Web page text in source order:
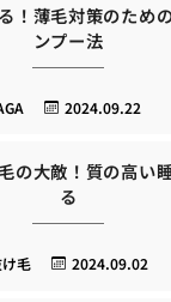
！薄毛対策のため
ンプー法
2024.09.22
の大敵！質の高い
る
2024.09.02
毛